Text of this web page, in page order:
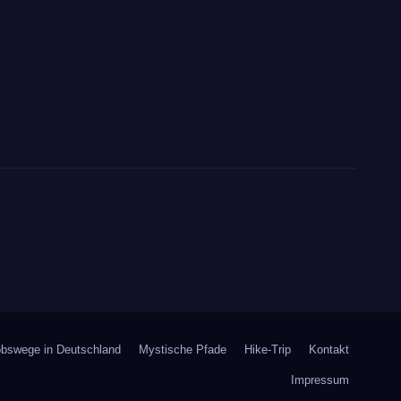
in Deutschland Mystische Pfade Hike-Trip Kontakt
Impressum